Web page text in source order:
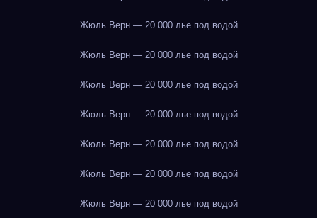
Жюль Верн — 20 000 лье под водой
Жюль Верн — 20 000 лье под водой
Жюль Верн — 20 000 лье под водой
Жюль Верн — 20 000 лье под водой
Жюль Верн — 20 000 лье под водой
Жюль Верн — 20 000 лье под водой
Жюль Верн — 20 000 лье под водой